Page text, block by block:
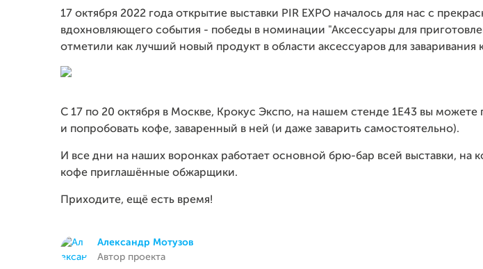
17 октября 2022 года открытие выставки PIR EXPO началось для нас с
вдохновляющего события - победы в номинации "Аксессуары для
отметили как лучший новый продукт в области аксессуаров для заваривания
С 17 по 20 октября в Москве, Крокус Экспо, на нашем стенде 1Е43 вы можете
и попробовать кофе, заваренный в ней (и даже заварить самостоятельно).
И все дни на наших воронках работает основной брю-бар всей выставки, на
кофе приглашённые обжарщики.
Приходите, ещё есть время!
Александр Мотузов
Автор проекта